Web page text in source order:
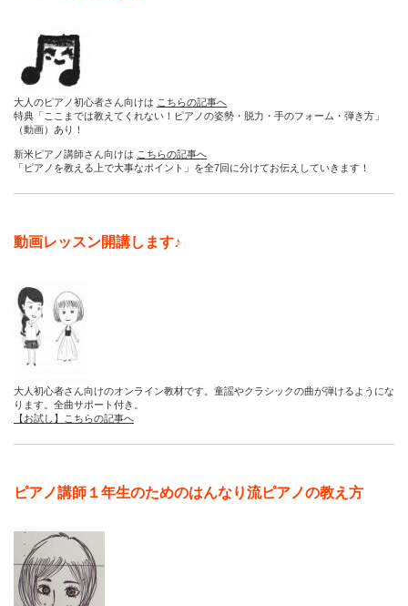
大人のピアノ初心者さん向けは こちらの記事へ
特典「ここまでは教えてくれない！ピアノの姿勢・脱力・手のフォーム・弾き方」
（動画）あり！
新米ピアノ講師さん向けは こちらの記事へ
「ピアノを教える上で大事なポイント」を全7回に分けてお伝えしていきます！
動画レッスン開講します♪
大人初心者さん向けのオンライン教材です。童謡やクラシックの曲が弾けるようにな
ります。全曲サポート付き。
【お試し】こちらの記事へ
ピアノ講師１年生のためのはんなり流ピアノの教え方